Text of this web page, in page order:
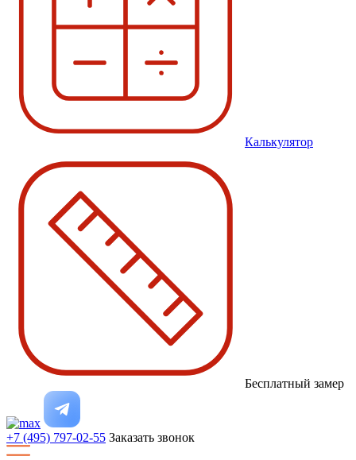
Калькулятор
Бесплатный замер
+7 (495) 797-02-55 Заказать звонок